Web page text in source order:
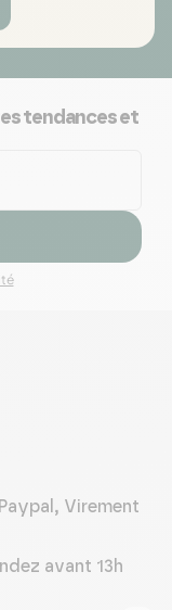
tendances et
Virement
avant 13h